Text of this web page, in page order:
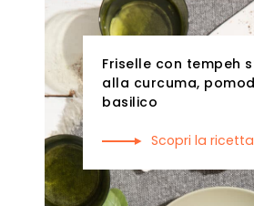
Friselle con tempeh
alla curcuma,
basilico
Scopri la ricetta